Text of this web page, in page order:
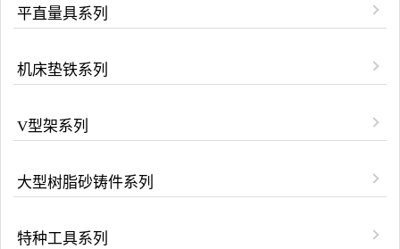
平直量具系列
机床垫铁系列
V型架系列
大型树脂砂铸件系列
特种工具系列